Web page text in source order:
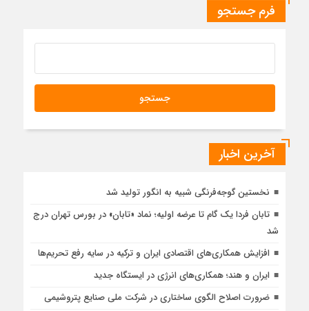
فرم جستجو
آخرین اخبار
نخستین گوجه‌فرنگی شبیه به انگور تولید شد
تابان فردا یک گام تا عرضه اولیه؛ نماد «تابان» در بورس تهران درج
شد
افزایش همکاری‌های اقتصادی ایران و ترکیه در سایه رفع تحریم‌ها
ایران و هند؛ همکاری‌های انرژی در ایستگاه جدید
ضرورت اصلاح الگوی ساختاری در شرکت ملی صنایع پتروشیمی